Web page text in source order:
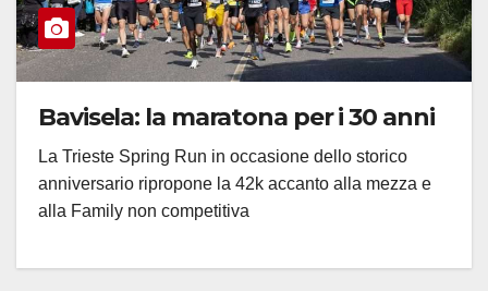
Bavisela: la maratona per i 30 anni
La Trieste Spring Run in occasione dello storico
anniversario ripropone la 42k accanto alla mezza e
alla Family non competitiva